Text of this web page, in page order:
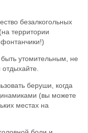
безалкогольных
территории
утомительным, не
беруши, когда
(вы можете
местах на